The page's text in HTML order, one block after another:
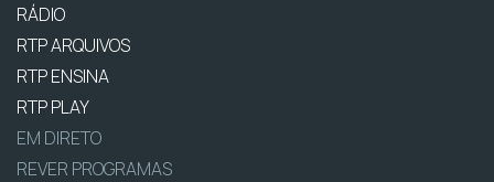
RÁDIO
RTP ARQUIVOS
RTP ENSINA
RTP PLAY
EM DIRETO
REVER PROGRAMAS